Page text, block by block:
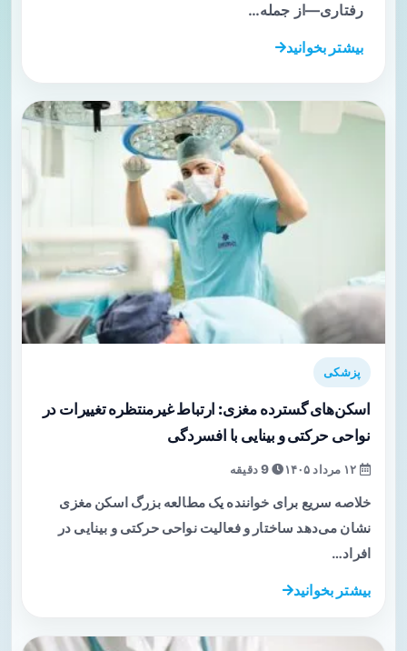
رفتاری—از جمله…
بیشتر بخوانید
پزشکی
اسکن‌های گسترده مغزی: ارتباط غیرمنتظره تغییرات در
نواحی حرکتی و بینایی با افسردگی
9 دقیقه
خلاصه سریع برای خواننده یک مطالعه بزرگ اسکن مغزی
نشان می‌دهد ساختار و فعالیت نواحی حرکتی و بینایی در
افراد…
بیشتر بخوانید